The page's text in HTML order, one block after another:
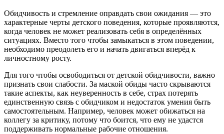
Обидчивость и стремление оправдать свои ожидания — это
характерные черты детского поведения, которые проявляются,
когда человек не может реализовать себя в определённых
ситуациях. Вместо того чтобы замыкаться в этом поведении,
необходимо преодолеть его и начать двигаться вперёд к
личностному росту.
Для того чтобы освободиться от детской обидчивости, важно
признать свои слабости. За маской обиды часто скрываются
такие аспекты, как неуверенность в себе, страх потерять
единственную связь с обидчиком и недостаток умения быть
самостоятельным. Например, человек может обижаться на
коллегу за критику, потому что боится, что ему не удастся
поддерживать нормальные рабочие отношения.